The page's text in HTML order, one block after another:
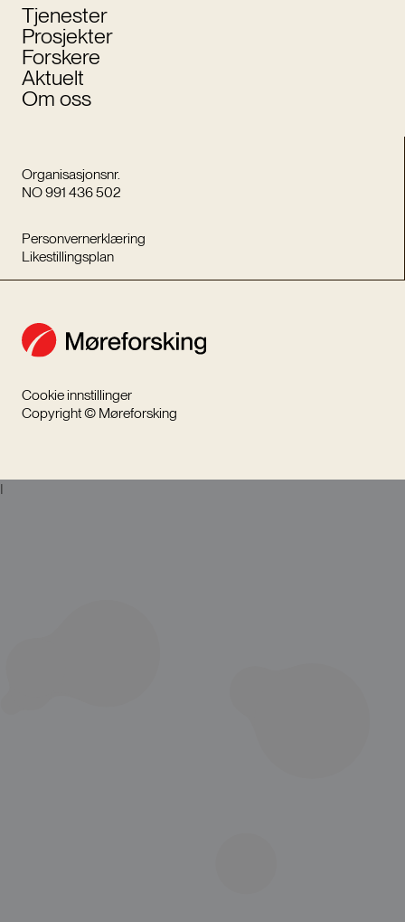
Organisasjonsnr.
NO 991 436 502
Personvernerklæring
Likestillingsplan
Tjenester
Prosjekter
Forskere
Aktuelt
Om oss
Cookie innstillinger
Copyright © Møreforsking
I